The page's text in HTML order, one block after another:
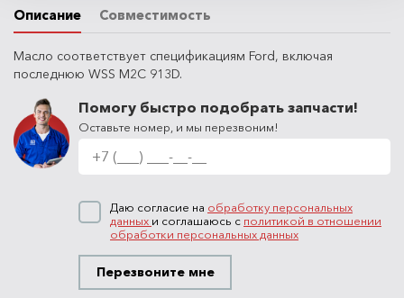
Описание Совместимость
Масло соответствует спецификациям Ford, включая
последнюю WSS M2C 913D.
Помогу быстро подобрать запчасти!
Оставьте номер, и мы перезвоним!
Даю согласие на обработку персональных
данных и соглашаюсь с политикой в отношении
обработки персональных данных
Перезвоните мне